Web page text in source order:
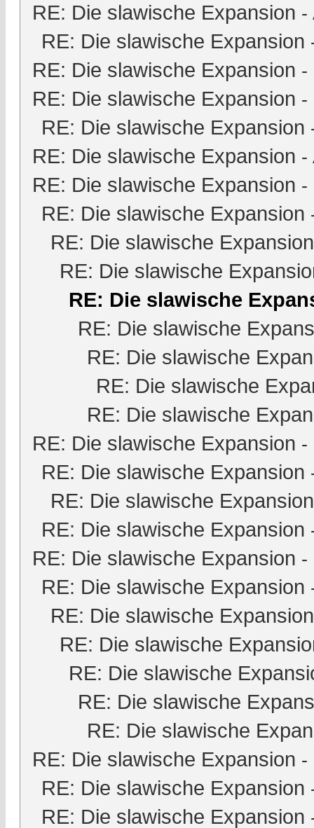
RE: Die slawische Expansion -
RE: Die slawische Expansion
RE: Die slawische Expansion -
RE: Die slawische Expansion -
RE: Die slawische Expansion
RE: Die slawische Expansion -
RE: Die slawische Expansion -
RE: Die slawische Expansion
RE: Die slawische Expansion
RE: Die slawische
RE: Die slawische
RE: Die slawische
RE: Die slawische
RE: Die slawische
RE: Die slawische
RE: Die slawische Expansion -
RE: Die slawische Expansion
RE: Die slawische Expansion
RE: Die slawische Expansion
RE: Die slawische Expansion -
RE: Die slawische Expansion
RE: Die slawische Expansion
RE: Die slawische
RE: Die slawische
RE: Die slawische
RE: Die slawische
RE: Die slawische Expansion -
RE: Die slawische Expansion
RE: Die slawische Expansion